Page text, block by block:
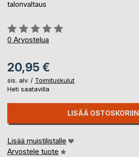
talonvaltaus
Arvostelu::
0%
0 Arvostelua
20,95 €
sis. alv. / Toimituskulut
Heti saatavilla
LISÄÄ OSTOSKORIIN
Lisää muistilistalle
Arvostele tuote